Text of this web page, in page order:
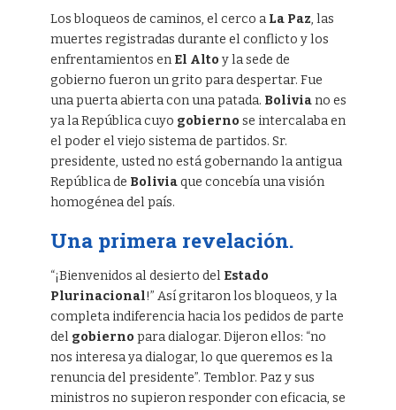
Los bloqueos de caminos, el cerco a La Paz, las
muertes registradas durante el conflicto y los
enfrentamientos en El Alto y la sede de
gobierno fueron un grito para despertar. Fue
una puerta abierta con una patada. Boliviano es
ya la República cuyo gobierno se intercalaba en
el poder el viejo sistema de partidos. Sr.
presidente, usted no está gobernando la antigua
República de Boliviaque concebía una visión
homogénea del país.
Una primera revelación.
“¡Bienvenidos al desierto del Estado
Plurinacional!” Así gritaron los bloqueos, y la
completa indiferencia hacia los pedidos de parte
del gobierno para dialogar. Dijeron ellos: “no
nos interesa ya dialogar, lo que queremos es la
renuncia del presidente”. Temblor. Paz y sus
ministros no supieron responder con eficacia, se